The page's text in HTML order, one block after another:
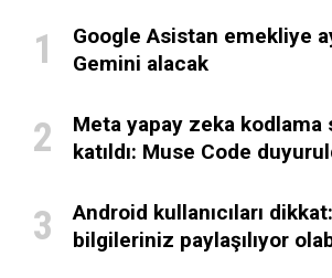
Google Asistan emekliye
Gemini alacak
Meta yapay zeka kodlama
katıldı: Muse Code
Android kullanıcıları
bilgileriniz paylaşılıyor